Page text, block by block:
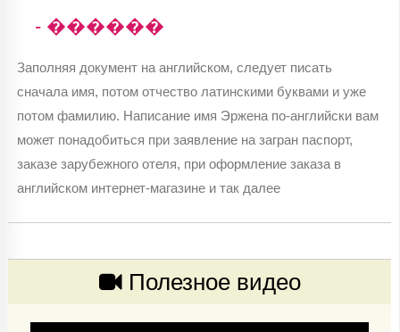
- ������
Заполняя документ на английском, следует писать
сначала имя, потом отчество латинскими буквами и уже
потом фамилию. Написание имя Эржена по-английски вам
может понадобиться при заявление на загран паспорт,
заказе зарубежного отеля, при оформление заказа в
английском интернет-магазине и так далее
Полезное видео